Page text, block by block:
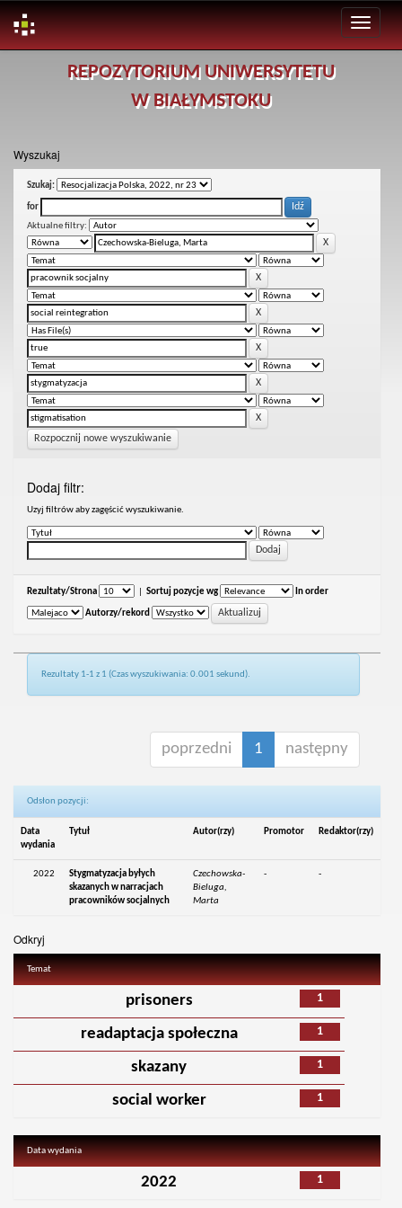
REPOZYTORIUM UNIWERSYTETU
W BIAŁYMSTOKU
Wyszukaj
Szukaj:
for
Aktualne filtry:
Rozpocznij nowe wyszukiwanie
Dodaj filtr:
Uzyj filtrów aby zagęścić wyszukiwanie.
Rezultaty/Strona Sortuj pozycje wg In order
Autorzy/rekord
Rezultaty 1-1 z 1 (Czas wyszukiwania: 0.001 sekund).
poprzedni 1 następny
Odsłon pozycji:
Data
wydania
Tytuł Autor(rzy) Promotor Redaktor(rzy)
2022
Stygmatyzacja byłych
skazanych w narracjach
pracowników socjalnych
Czechowska-
Bieluga,
Marta
- -
Odkryj
Temat
1
prisoners
1
readaptacja społeczna
1
skazany
1
social worker
Data wydania
1
2022